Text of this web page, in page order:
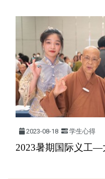
2023-08-18 学生心得
2023暑期国际义工—